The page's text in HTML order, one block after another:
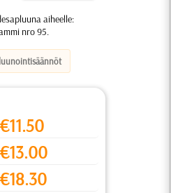
aiheelle:
nro 95.
€11.50
€13.00
€18.30